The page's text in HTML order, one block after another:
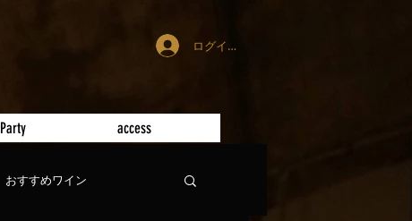
ログイン
Party access
おすすめワイン